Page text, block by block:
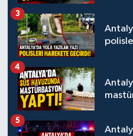
3
4
5